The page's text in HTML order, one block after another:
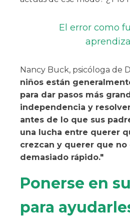
El error como
Nancy Buck, psicóloga de
niños están
para dar pasos más
independencia y
antes de lo que sus
una lucha entre querer
crezcan y querer que no
demasiado rápido."
Ponerse en
para